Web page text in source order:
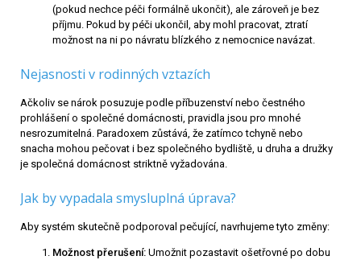
(pokud nechce péči formálně ukončit), ale zároveň je bez
příjmu. Pokud by péči ukončil, aby mohl pracovat, ztratí
možnost na ni po návratu blízkého z nemocnice navázat.
Nejasnosti v rodinných vztazích
Ačkoliv se nárok posuzuje podle příbuzenství nebo čestného
prohlášení o společné domácnosti, pravidla jsou pro mnohé
nesrozumitelná. Paradoxem zůstává, že zatímco tchyně nebo
snacha mohou pečovat i bez společného bydliště, u druha a družky
je společná domácnost striktně vyžadována.
Jak by vypadala smysluplná úprava?
Aby systém skutečně podporoval pečující, navrhujeme tyto změny:
Možnost přerušení: Umožnit pozastavit ošetřovné po dobu